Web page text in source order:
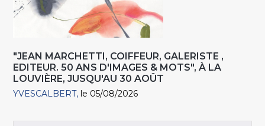
"JEAN MARCHETTI, COIFFEUR, GALERISTE ,
EDITEUR. 50 ANS D'IMAGES & MOTS", À LA
LOUVIÈRE, JUSQU'AU 30 AOÛT
YVESCALBERT le 05/08/2026